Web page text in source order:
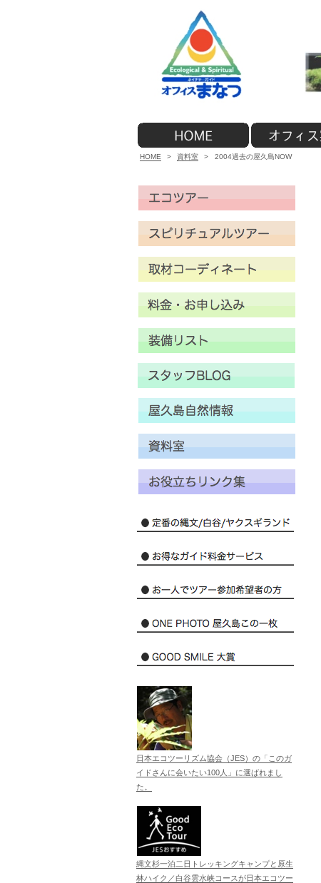
HOME > 資料室 > 2004過去の屋久島NOW
日本エコツーリズム協会（JES）の「このガ
イドさんに会いたい100人」に選ばれまし
た。
縄文杉一泊二日トレッキングキャンプと原生
林ハイク／白谷雲水峡コースが日本エコツー